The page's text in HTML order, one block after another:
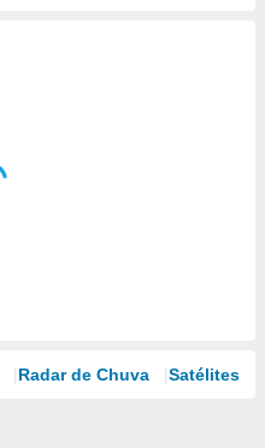
Radar de Chuva Satélites